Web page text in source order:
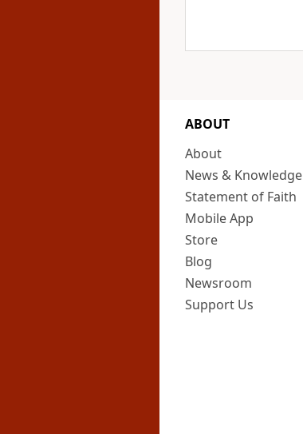
ABOUT
About
News & Knowledge
Statement of Faith
Mobile App
Store
Blog
Newsroom
Support Us